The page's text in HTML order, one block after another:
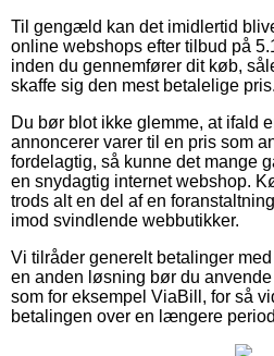
Til gengæld kan det imidlertid
online webshops efter tilbud på
inden du gennemfører dit køb,
skaffe sig den mest betalelige pris.
Du bør blot ikke glemme, at ifald
annoncerer varer til en pris som
fordelagtig, så kunne det mange
en snydagtig internet webshop.
trods alt en del af en
imod svindlende webbutikker.
Vi tilråder generelt betalinger
en anden løsning bør du
som for eksempel ViaBill, for så
betalingen over en længere